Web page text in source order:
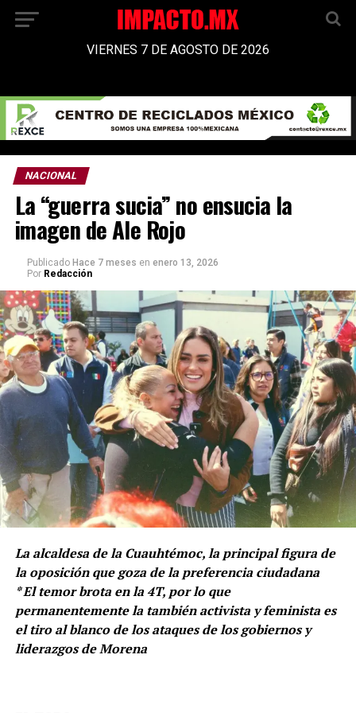
VIERNES 7 DE AGOSTO DE 2026
NACIONAL
La “guerra sucia” no ensucia la
imagen de Ale Rojo
Publicado Hace 7 meses en enero 13, 2026
Por Redacción
La alcaldesa de la Cuauhtémoc, la principal figura de
la oposición que goza de la preferencia ciudadana
* El temor brota en la 4T, por lo que
permanentemente la también activista y feminista es
el tiro al blanco de los ataques de los gobiernos y
liderazgos de Morena